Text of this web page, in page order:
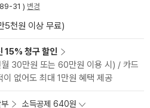
89-31 ) 변경
5천원 이상 무료)
15% 청구 할인
30만원 또는 60만원 이용 시) / 카드
없어도 최대 1만원 혜택 제공
소득공제 640원